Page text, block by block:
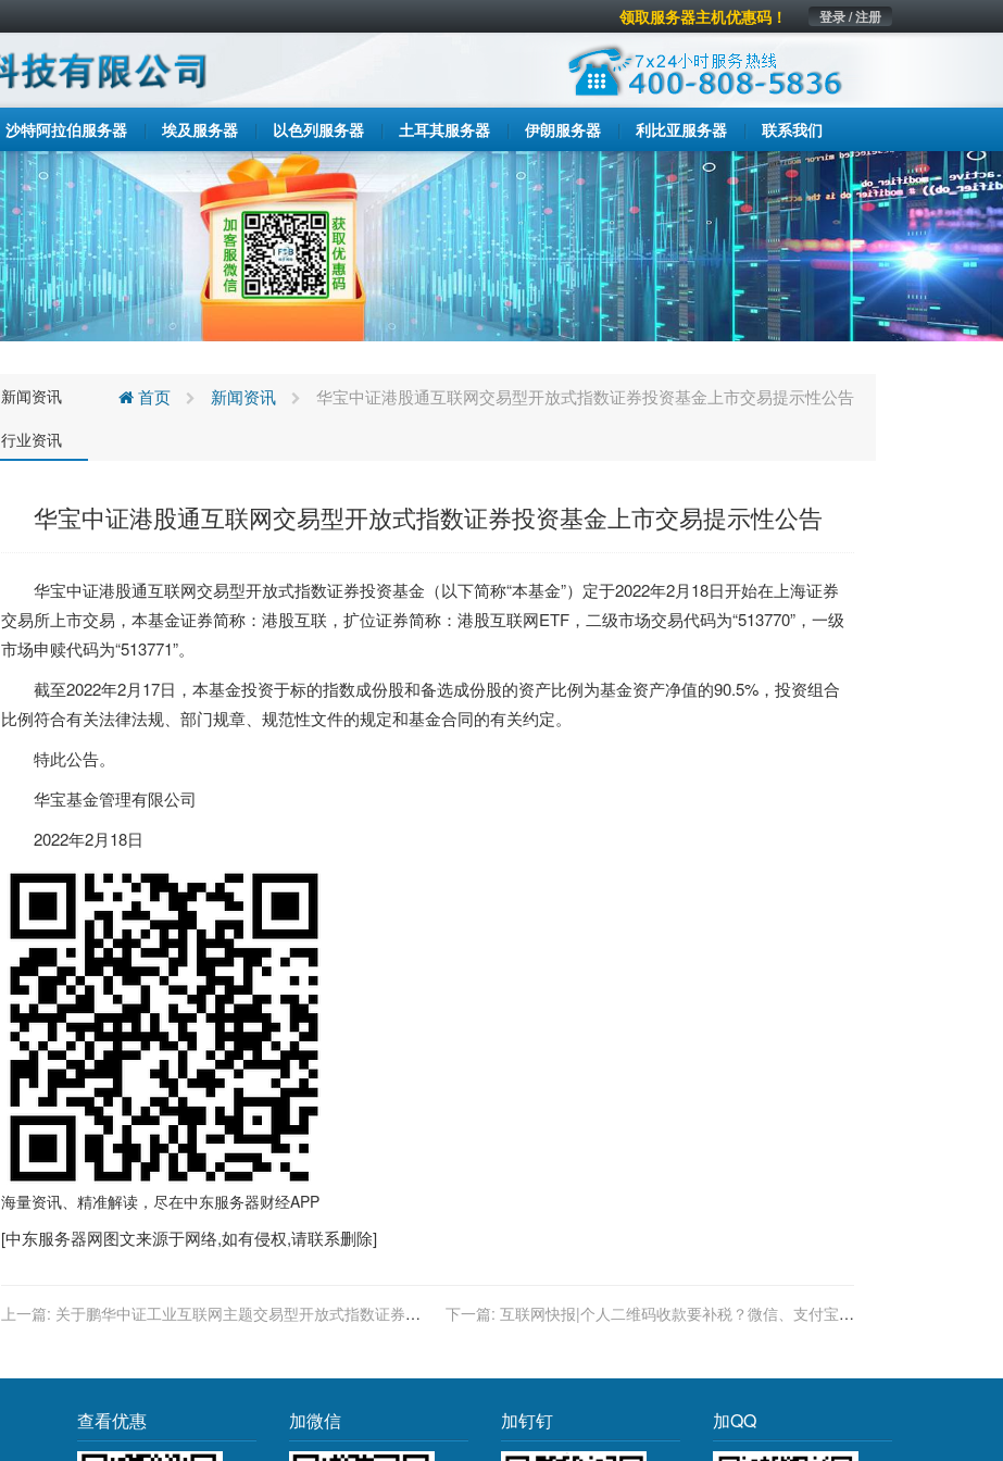
登录 / 注册
领取服务器主机优惠码！
沙特阿拉伯服务器 埃及服务器 以色列服务器 土耳其服务器 伊朗服务器 利比亚服务器 联系我们
新闻资讯
行业资讯
首页 新闻资讯 华宝中证港股通互联网交易型开放式指数证券投资基金上市交易提示性公告
华宝中证港股通互联网交易型开放式指数证券投资基金上市交易提示性公告
华宝中证港股通互联网交易型开放式指数证券投资基金（以下简称“本基金”）定于2022年2月18日开始在上海证券
交易所上市交易，本基金证券简称：港股互联，扩位证券简称：港股互联网ETF，二级市场交易代码为“513770”，一级
市场申赎代码为“513771”。
截至2022年2月17日，本基金投资于标的指数成份股和备选成份股的资产比例为基金资产净值的90.5%，投资组合
比例符合有关法律法规、部门规章、规范性文件的规定和基金合同的有关约定。
特此公告。
华宝基金管理有限公司
2022年2月18日
海量资讯、精准解读，尽在中东服务器财经APP
[中东服务器网图文来源于网络,如有侵权,请联系删除]
上一篇: 关于鹏华中证工业互联网主题交易型开放式指数证券投
下一篇: 互联网快报|个人二维码收款要补税？微信、支付宝回
查看优惠 加微信 加钉钉 加QQ